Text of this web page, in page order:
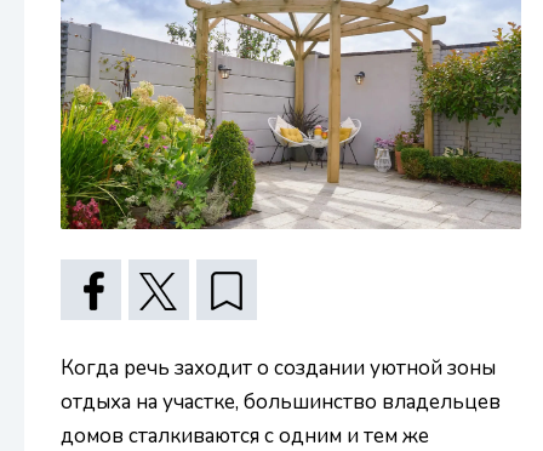
Когда речь заходит о создании уютной зоны
отдыха на участке, большинство владельцев
домов сталкиваются с одним и тем же